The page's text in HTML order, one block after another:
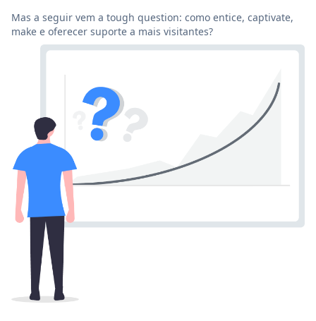
Mas a seguir vem a tough question: como entice, captivate,
make e oferecer suporte a mais visitantes?